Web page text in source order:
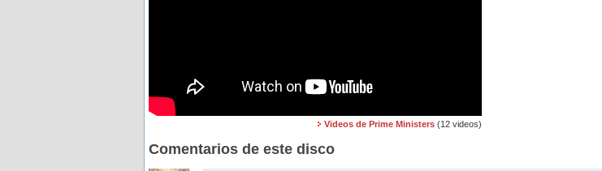
Videos de Prime Ministers (12 videos)
Comentarios de este disco